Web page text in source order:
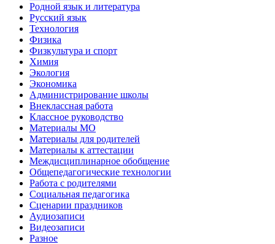
Родной язык и литература
Русский язык
Технология
Физика
Физкультура и спорт
Химия
Экология
Экономика
Администрирование школы
Внеклассная работа
Классное руководство
Материалы МО
Материалы для родителей
Материалы к аттестации
Междисциплинарное обобщение
Общепедагогические технологии
Работа с родителями
Социальная педагогика
Сценарии праздников
Аудиозаписи
Видеозаписи
Разное